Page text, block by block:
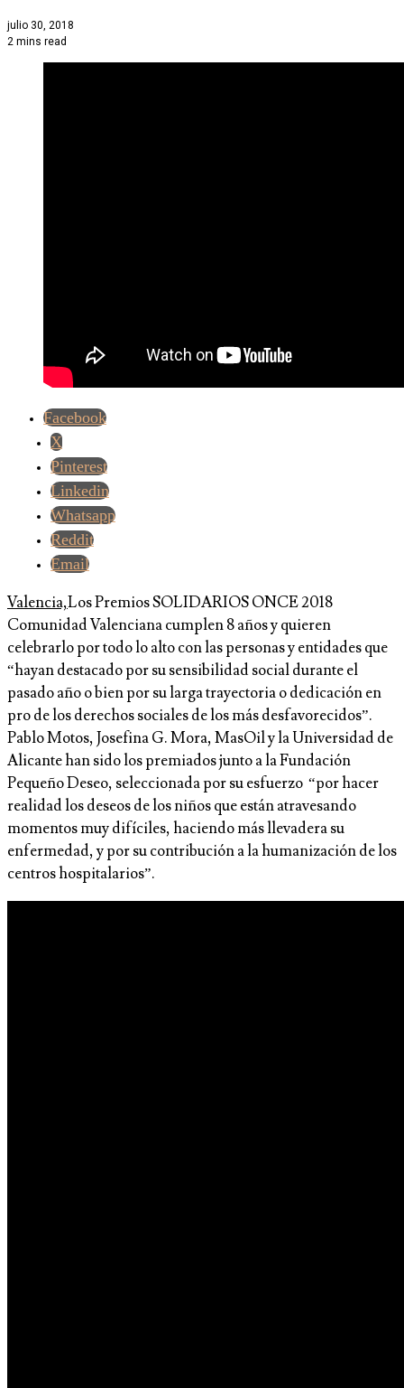
julio 30, 2018
2 mins read
Facebook
X
Pinterest
Linkedin
Whatsapp
Reddit
Email
Valencia,Los Premios SOLIDARIOS ONCE 2018
Comunidad Valenciana cumplen 8 años y quieren
celebrarlo por todo lo alto con las personas y entidades que
“hayan destacado por su sensibilidad social durante el
pasado año o bien por su larga trayectoria o dedicación en
pro de los derechos sociales de los más desfavorecidos”.
Pablo Motos, Josefina G. Mora, MasOil y la Universidad de
Alicante han sido los premiados junto a la Fundación
Pequeño Deseo, seleccionada por su esfuerzo “por hacer
realidad los deseos de los niños que están atravesando
momentos muy difíciles, haciendo más llevadera su
enfermedad, y por su contribución a la humanización de los
centros hospitalarios”.